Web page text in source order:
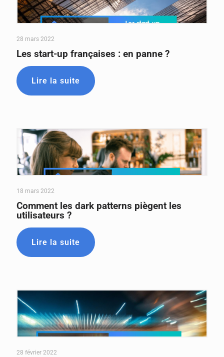
28 mars 2022
Les start-up françaises : en panne ?
Lire la suite
18 mars 2022
Comment les dark patterns piègent les
utilisateurs ?
Lire la suite
28 février 2022